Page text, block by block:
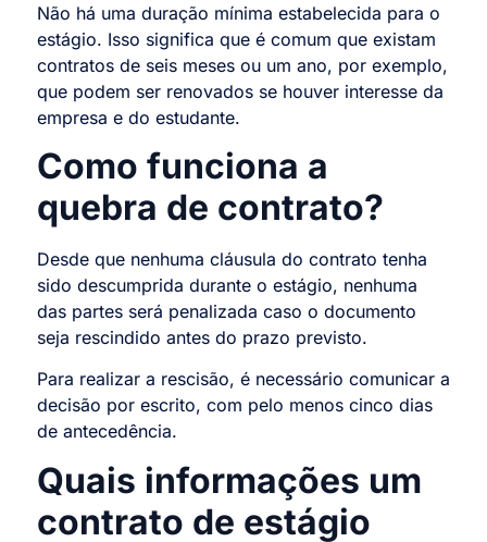
Não há uma duração mínima estabelecida para o
estágio. Isso significa que é comum que existam
contratos de seis meses ou um ano, por exemplo,
que podem ser renovados se houver interesse da
empresa e do estudante.
Como funciona a
quebra de contrato?
Desde que nenhuma cláusula do contrato tenha
sido descumprida durante o estágio, nenhuma
das partes será penalizada caso o documento
seja rescindido antes do prazo previsto.
Para realizar a rescisão, é necessário comunicar a
decisão por escrito, com pelo menos cinco dias
de antecedência.
Quais informações um
contrato de estágio